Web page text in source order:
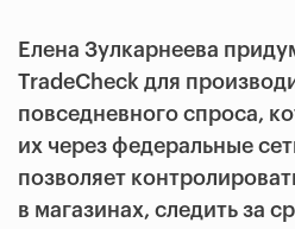
Елена Зулкарнеева
TradeCheck для
повседневного спроса,
их через федеральные
позволяет
в магазинах, следить за